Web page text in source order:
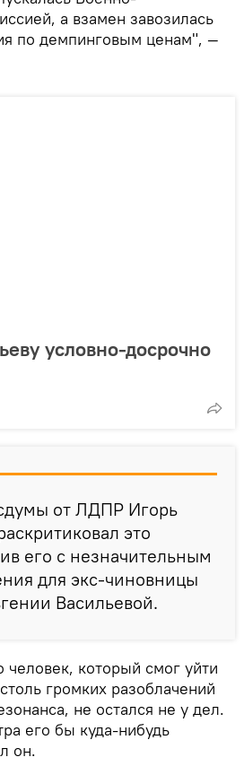
а взамен завозилась
по демпинговым ценам", —
условно-досрочно
от ЛДПР Игорь
это
его с незначительным
для экс-чиновницы
Васильевой.
человек, который смог уйти
громких разоблачений
не остался не у дел.
его бы куда-нибудь
он.